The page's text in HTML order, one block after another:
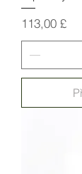
Cena
113,00 £